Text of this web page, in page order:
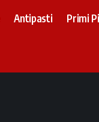
Antipasti Primi